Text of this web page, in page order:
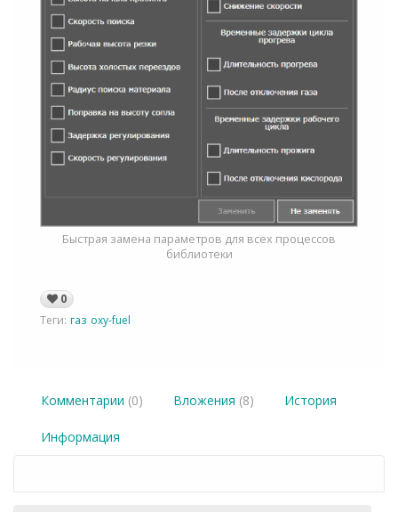
Быстрая замена параметров для всех процессов
библиотеки
0
Теги: газ oxy-fuel
Комментарии (0) Вложения (8) История
Информация